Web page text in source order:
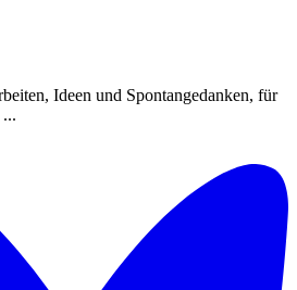
Ideen und Spontangedanken, für